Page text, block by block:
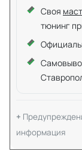
Своя
тюнинг
информация